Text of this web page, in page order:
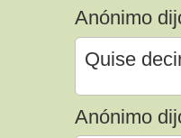
Anónimo
Quise
Anónimo